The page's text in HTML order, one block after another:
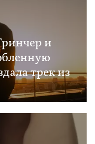
и
трек из